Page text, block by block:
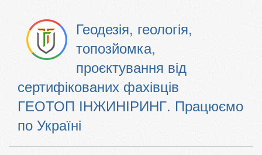
Геодезія, геологія,
топозйомка,
проєктування від
сертифікованих фахівців
ГЕОТОП ІНЖИНІРИНГ. Працюємо
по Україні